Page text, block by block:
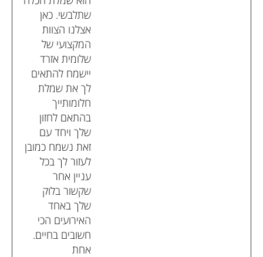
שתלבשי. כאן
אצלנו הצוות
המקצועי של
שלומית אזרד
יישמח להתאים
לך את שמלת
חלומותייך
בהתאם לחזון
שלך ויחד עם
זאת נשמח כמובן
לעזור לך בכל
עניין אחר
שקשור בלוק
שלך באחד
האירועים הכי
חשובים בחיים.
אחת